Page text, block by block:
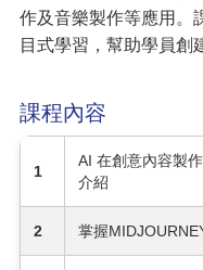
作及音樂製作等應用。
目式學習，幫助學員創
課程內容
1
AI 在創意內容製
介紹
2 掌握